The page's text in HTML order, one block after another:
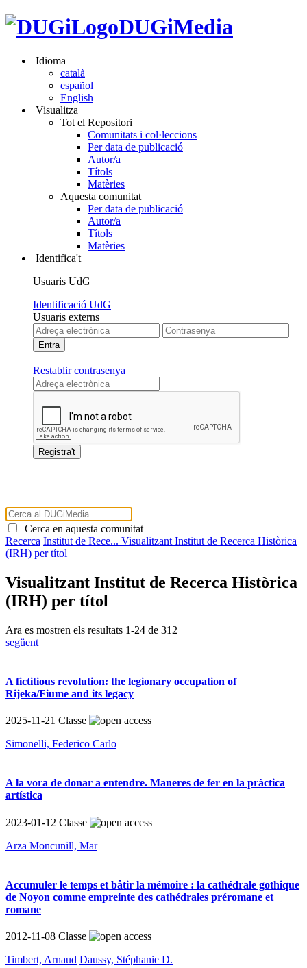
DUGiMedia
Idioma
català
español
English
Visualitza
Tot el Repositori
Comunitats i col·leccions
Per data de publicació
Autor/a
Títols
Matèries
Aquesta comunitat
Per data de publicació
Autor/a
Títols
Matèries
Identifica't
Usuaris UdG
Identificació UdG
Usuaris externs
Restablir contrasenya
Cerca en aquesta comunitat
Recerca Institut de Rece... Visualitzant Institut de Recerca Històrica
(IRH) per títol
Visualitzant Institut de Recerca Històrica
(IRH) per títol
Ara es mostren els resultats 1-24 de 312
següent
A fictitious revolution: the legionary occupation of
Rijeka/Fiume and its legacy
2025-11-21 Classe
Simonelli, Federico Carlo
A la vora de donar a entendre. Maneres de fer en la pràctica
artística
2023-01-12 Classe
Arza Moncunill, Mar
Accumuler le temps et bâtir la mémoire : la cathédrale gothique
de Noyon comme empreinte des cathédrales préromane et
romane
2012-11-08 Classe
Timbert, Arnaud Daussy, Stéphanie D.